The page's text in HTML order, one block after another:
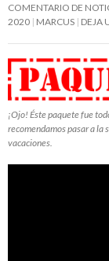
COMENTARIO DE
2020 MARCUS DEJA
¡Ojo! Éste paquete fue
recomendamos pasar a la
vacaciones.